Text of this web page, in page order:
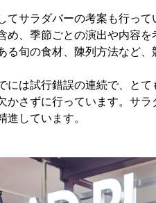
てサラダバーの考案も行っ
め、季節ごとの演出や内容
る旬の食材、陳列方法など、
には試行錯誤の連続で、と
かさずに行っています。サ
進しています。